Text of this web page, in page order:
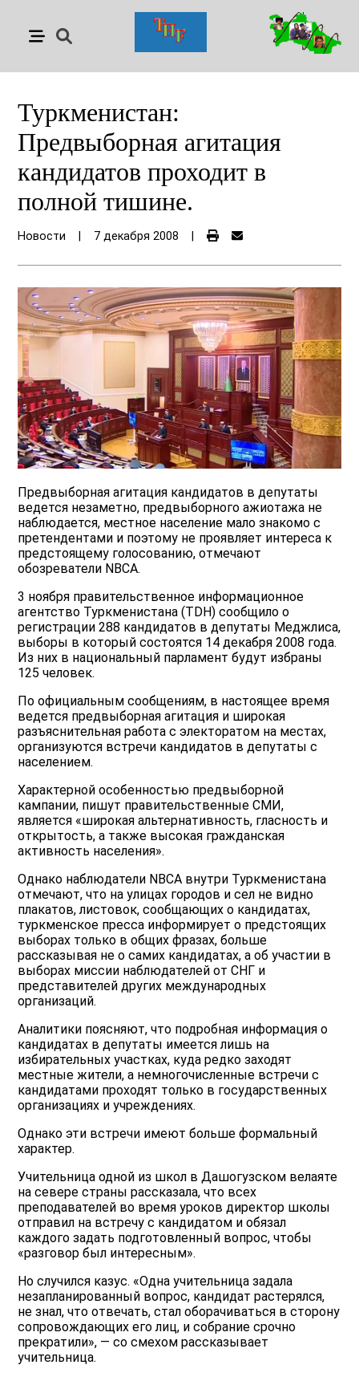
Туркменистан:
Предвыборная агитация
кандидатов проходит в
полной тишине.
Новости 7 декабря 2008
Предвыборная агитация кандидатов в депутаты
ведется незаметно, предвыборного ажиотажа не
наблюдается, местное население мало знакомо с
претендентами и поэтому не проявляет интереса к
предстоящему голосованию, отмечают
обозреватели NBCA.
3 ноября правительственное информационное
агентство Туркменистана (TDH) сообщило о
регистрации 288 кандидатов в депутаты Меджлиса,
выборы в который состоятся 14 декабря 2008 года.
Из них в национальный парламент будут избраны
125 человек.
По официальным сообщениям, в настоящее время
ведется предвыборная агитация и широкая
разъяснительная работа с электоратом на местах,
организуются встречи кандидатов в депутаты с
населением.
Характерной особенностью предвыборной
кампании, пишут правительственные СМИ,
является «широкая альтернативность, гласность и
открытость, а также высокая гражданская
активность населения».
Однако наблюдатели NBCA внутри Туркменистана
отмечают, что на улицах городов и сел не видно
плакатов, листовок, сообщающих о кандидатах,
туркменское пресса информирует о предстоящих
выборах только в общих фразах, больше
рассказывая не о самих кандидатах, а об участии в
выборах миссии наблюдателей от СНГ и
представителей других международных
организаций.
Аналитики поясняют, что подробная информация о
кандидатах в депутаты имеется лишь на
избирательных участках, куда редко заходят
местные жители, а немногочисленные встречи с
кандидатами проходят только в государственных
организациях и учреждениях.
Однако эти встречи имеют больше формальный
характер.
Учительница одной из школ в Дашогузском велаяте
на севере страны рассказала, что всех
преподавателей во время уроков директор школы
отправил на встречу с кандидатом и обязал
каждого задать подготовленный вопрос, чтобы
«разговор был интересным».
Но случился казус. «Одна учительница задала
незапланированный вопрос, кандидат растерялся,
не знал, что отвечать, стал оборачиваться в сторону
сопровождающих его лиц, и собрание срочно
прекратили», — со смехом рассказывает
учительница.